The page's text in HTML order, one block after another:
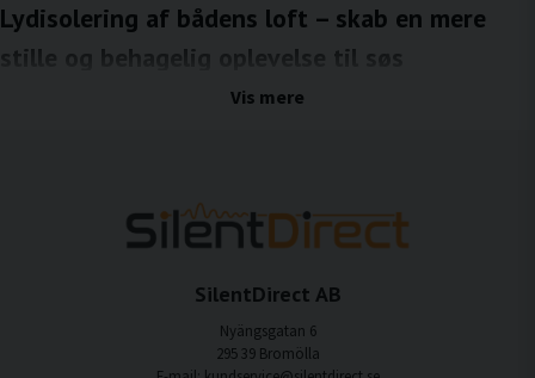
Lydisolering af bådens loft – skab en mere
stille og behagelig oplevelse til søs
Lydisolering af bådens lofter er en effektiv måde at reducere støj fra vind, bølger og
Fordele ved lydisolering af bådlofter
Vis mere
SilentDirect AB
Nyängsgatan 6
295 39 Bromölla